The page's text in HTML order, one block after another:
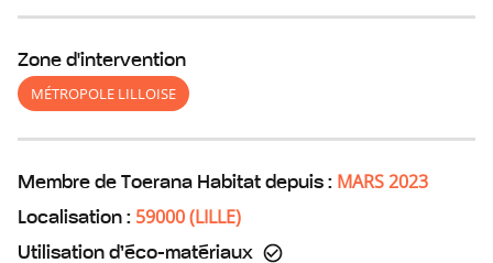
Zone d'intervention
MÉTROPOLE LILLOISE
Membre de Toerana Habitat depuis : MARS 2023
Localisation : 59000(LILLE)
Utilisation d’éco-matériaux